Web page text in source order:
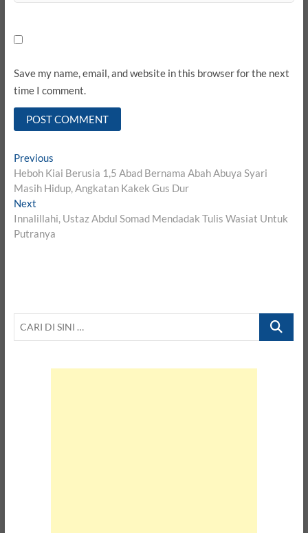
Save my name, email, and website in this browser for the next
time I comment.
Post
navigation
PreviousPrevious
post:
Heboh Kiai Berusia 1,5 Abad Bernama Abah Abuya Syari
Masih Hidup, Angkatan Kakek Gus Dur
NextNext
post:
Innalillahi, Ustaz Abdul Somad Mendadak Tulis Wasiat Untuk
Putranya
CARI